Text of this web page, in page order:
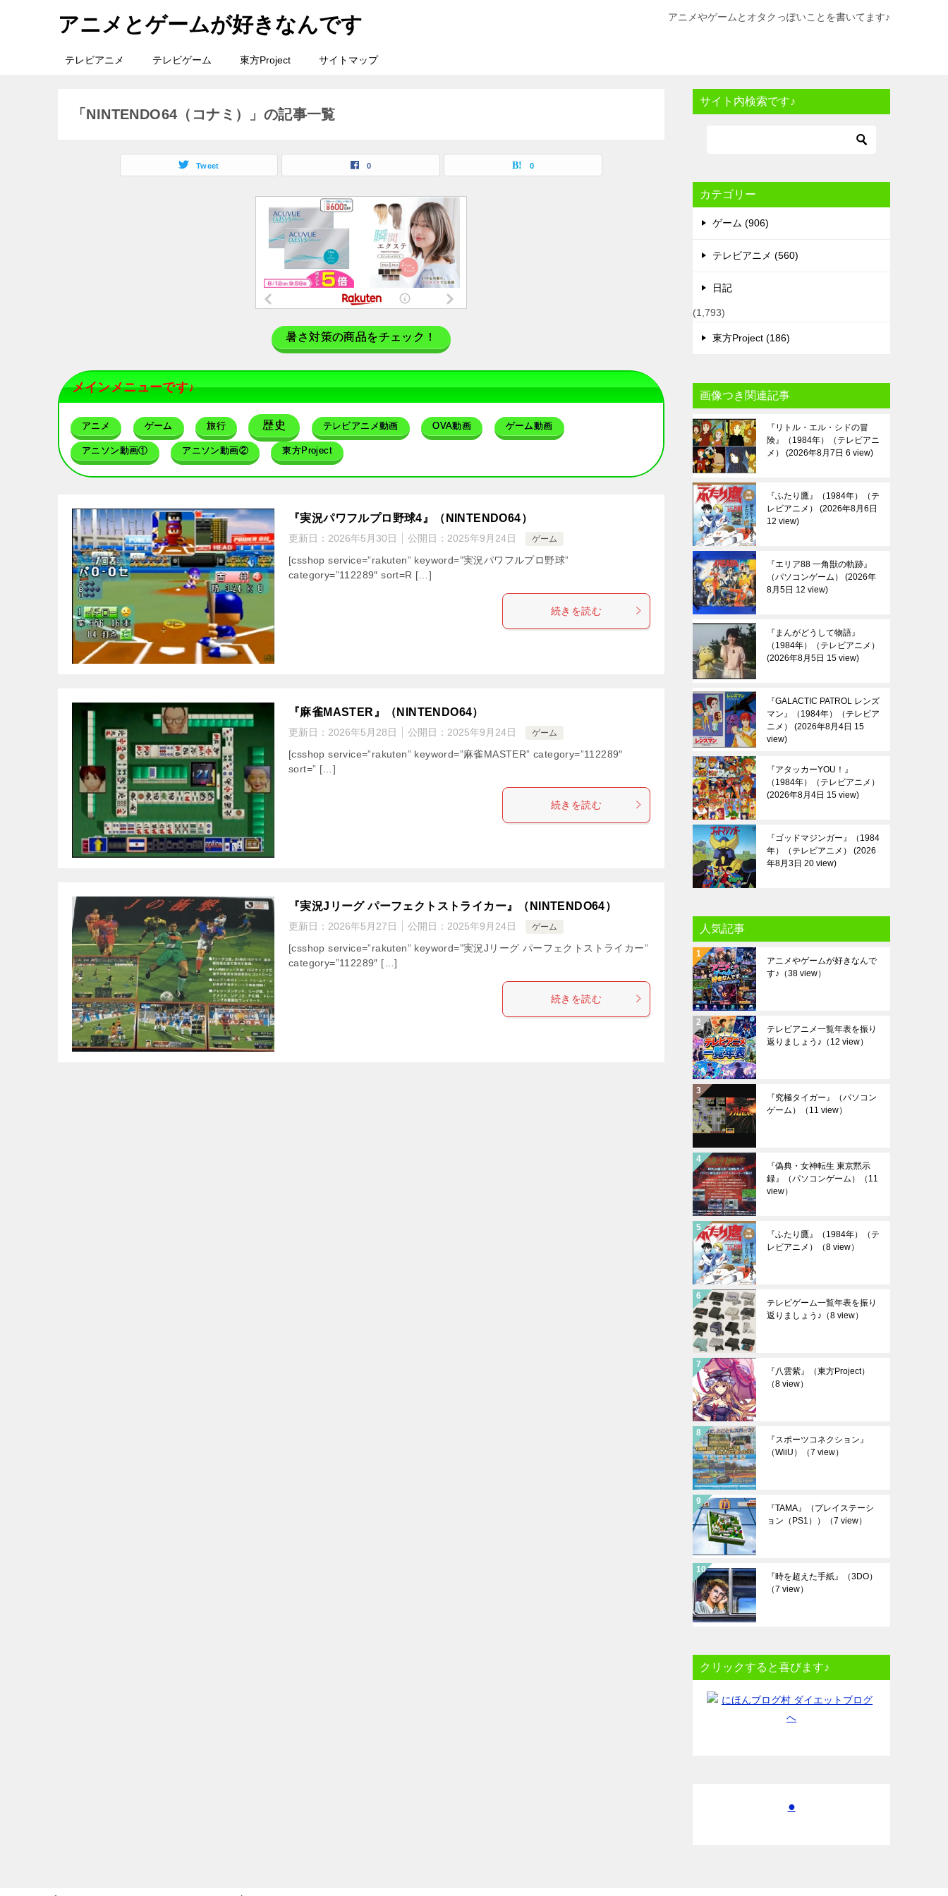
アニメとゲームが好きなんです アニメやゲームとオタクっぽいことを書いてます♪
テレビアニメ テレビゲーム 東方Project サイトマップ
「NINTENDO64（コナミ）」の記事一覧
Tweet 0 0
暑さ対策の商品をチェック！
メインメニューです♪
アニメ ゲーム 旅行 歴史 テレビアニメ動画 OVA動画 ゲーム動画
アニソン動画① アニソン動画② 東方Project
『実況パワフルプロ野球4』（NINTENDO64）
更新日： 2026年5月30日 公開日： 2025年9月24日 ゲーム
[csshop service=”rakuten” keyword=”実況パワフルプロ野球”
category=”112289″ sort=R […]
続きを読む
『麻雀MASTER』（NINTENDO64）
更新日： 2026年5月28日 公開日： 2025年9月24日 ゲーム
[csshop service=”rakuten” keyword=”麻雀MASTER” category=”112289″
sort=” […]
続きを読む
『実況Jリーグ パーフェクトストライカー』（NINTENDO64）
更新日： 2026年5月27日 公開日： 2025年9月24日 ゲーム
[csshop service=”rakuten” keyword=”実況Jリーグ パーフェクトストライカー”
category=”112289″ […]
続きを読む
サイト内検索です♪
カテゴリー
ゲーム (906)
テレビアニメ (560)
日記
(1,793)
東方Project (186)
画像つき関連記事
『リトル・エル・シドの冒
険』（1984年）（テレビアニ
メ）
2026年8月7日 6 view
『ふたり鷹』（1984年）（テ
レビアニメ）
2026年8月6日
12 view
『エリア88 一角獣の軌跡』
（パソコンゲーム）
2026年
8月5日 12 view
『まんがどうして物語』
（1984年）（テレビアニメ）
2026年8月5日 15 view
『GALACTIC PATROL レンズ
マン』（1984年）（テレビア
ニメ）
2026年8月4日 15
view
『アタッカーYOU！』
（1984年）（テレビアニメ）
2026年8月4日 15 view
『ゴッドマジンガー』（1984
年）（テレビアニメ）
2026
年8月3日 20 view
人気記事
アニメやゲームが好きなんで
す♪ （38 view）
テレビアニメ一覧年表を振り
返りましょう♪ （12 view）
『究極タイガー』（パソコン
ゲーム）
（11 view）
『偽典・女神転生 東京黙示
録』（パソコンゲーム）
（11
view）
『ふたり鷹』（1984年）（テ
レビアニメ）
（8 view）
テレビゲーム一覧年表を振り
返りましょう♪ （8 view）
『八雲紫』（東方Project）
（8 view）
『スポーツコネクション』
（WiiU）
（7 view）
『TAMA』（プレイステーシ
ョン（PS1））
（7 view）
『時を超えた手紙』（3DO）
（7 view）
クリックすると喜びます♪
●